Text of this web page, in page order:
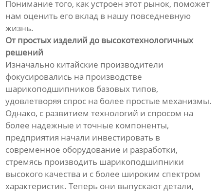
Понимание того, как устроен этот рынок, поможет
нам оценить его вклад в нашу повседневную
жизнь.
От простых изделий до высокотехнологичных
решений
Изначально китайские производители
фокусировались на производстве
шарикоподшипников базовых типов,
удовлетворяя спрос на более простые механизмы.
Однако, с развитием технологий и спросом на
более надежные и точные компоненты,
предприятия начали инвестировать в
современное оборудование и разработки,
стремясь производить шарикоподшипники
высокого качества и с более широким спектром
характеристик. Теперь они выпускают детали,